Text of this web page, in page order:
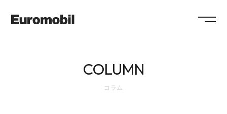
COLLECTIONCOLUMN
コラム